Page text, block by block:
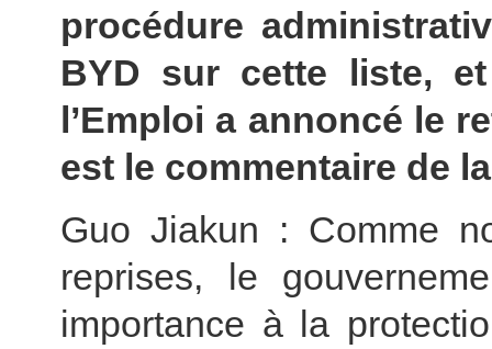
procédure
BYD sur cette liste,
l’Emploi a annoncé le
est le commentaire de
Guo Jiakun : Comme
reprises, le
importance à la